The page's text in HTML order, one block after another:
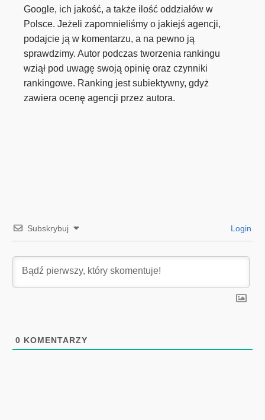
Google, ich jakość, a także ilość oddziałów w
Polsce. Jeżeli zapomnieliśmy o jakiejś agencji,
podajcie ją w komentarzu, a na pewno ją
sprawdzimy. Autor podczas tworzenia rankingu
wziął pod uwagę swoją opinię oraz czynniki
rankingowe. Ranking jest subiektywny, gdyż
zawiera ocenę agencji przez autora.
Subskrybuj Login
0 KOMENTARZY